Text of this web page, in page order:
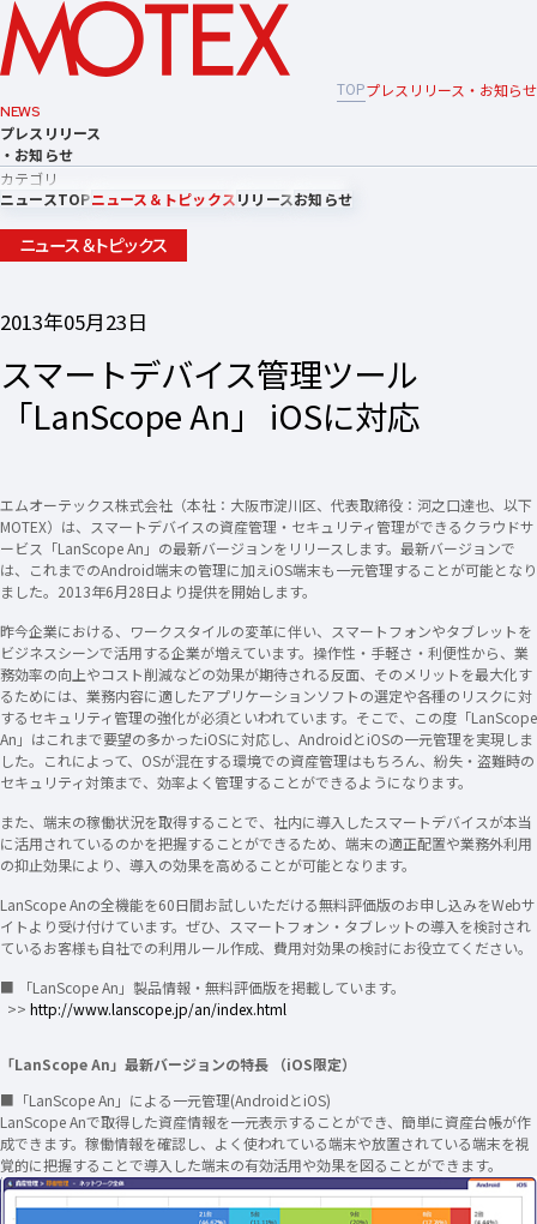
TOPプレスリリース・お知らせ
NEWS
プレスリリース
・お知らせ
カテゴリ
ニュースTOPニュース＆トピックスリリースお知らせ
ニュース＆トピックス
2013年05月23日
スマートデバイス管理ツール
「LanScope An」 iOSに対応
エムオーテックス株式会社（本社：大阪市淀川区、代表取締役：河之口達也、以下
MOTEX）は、スマートデバイスの資産管理・セキュリティ管理ができるクラウドサ
ービス「LanScope An」の最新バージョンをリリースします。最新バージョンで
は、これまでのAndroid端末の管理に加えiOS端末も一元管理することが可能となり
ました。2013年6月28日より提供を開始します。
昨今企業における、ワークスタイルの変革に伴い、スマートフォンやタブレットを
ビジネスシーンで活用する企業が増えています。操作性・手軽さ・利便性から、業
務効率の向上やコスト削減などの効果が期待される反面、そのメリットを最大化す
るためには、業務内容に適したアプリケーションソフトの選定や各種のリスクに対
するセキュリティ管理の強化が必須といわれています。そこで、この度「LanScope
An」はこれまで要望の多かったiOSに対応し、AndroidとiOSの一元管理を実現しま
した。これによって、OSが混在する環境での資産管理はもちろん、紛失・盗難時の
セキュリティ対策まで、効率よく管理することができるようになります。
また、端末の稼働状況を取得することで、社内に導入したスマートデバイスが本当
に活用されているのかを把握することができるため、端末の適正配置や業務外利用
の抑止効果により、導入の効果を高めることが可能となります。
LanScope Anの全機能を60日間お試しいただける無料評価版のお申し込みをWebサ
イトより受け付けています。ぜひ、スマートフォン・タブレットの導入を検討され
ているお客様も自社での利用ルール作成、費用対効果の検討にお役立てください。
■ 「LanScope An」製品情報・無料評価版を掲載しています。
>> http://www.lanscope.jp/an/index.html
「LanScope An」最新バージョンの特長 （iOS限定）
■「LanScope An」による一元管理(AndroidとiOS)
LanScope Anで取得した資産情報を一元表示することができ、簡単に資産台帳が作
成できます。稼働情報を確認し、よく使われている端末や放置されている端末を視
覚的に把握することで導入した端末の有効活用や効果を図ることができます。